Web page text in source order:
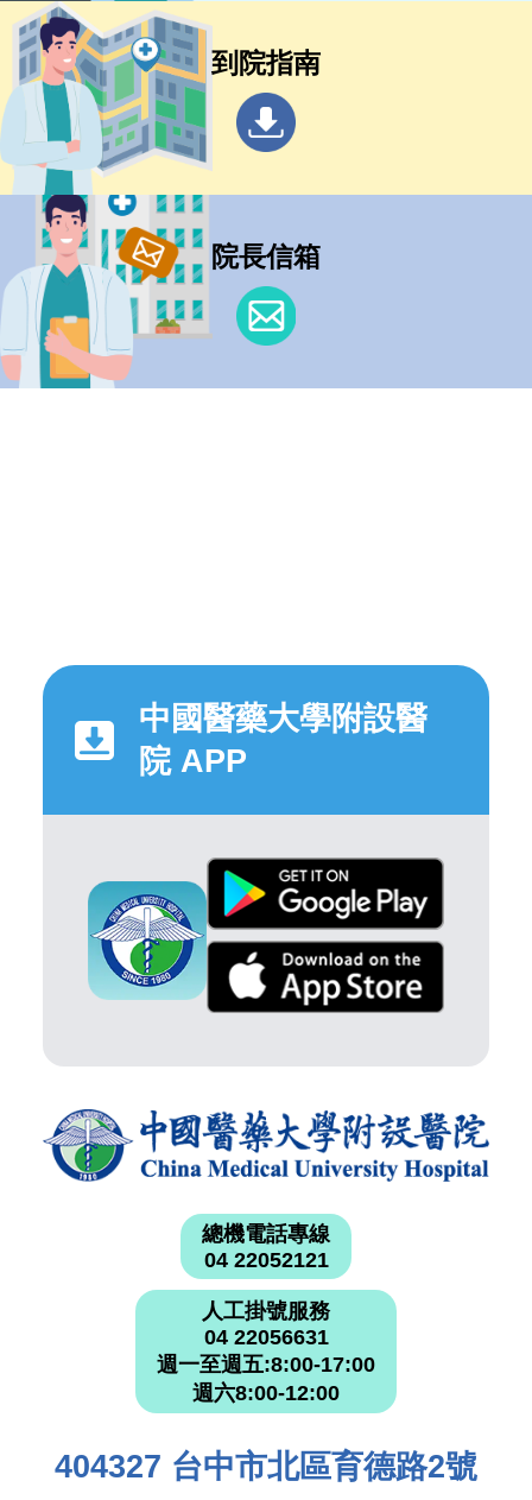
到院指南
院長信箱
中國醫藥大學附設醫
院 APP
總機電話專線
04 22052121
人工掛號服務
04 22056631
週一至週五:8:00-17:00
週六8:00-12:00
404327 台中市北區育德路2號